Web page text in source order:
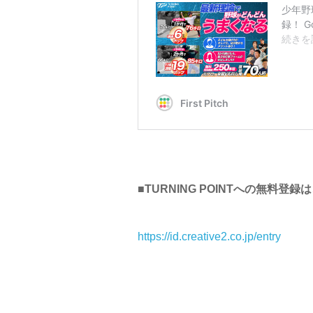
■TURNING POINTへの無料登録
https://id.creative2.co.jp/entry